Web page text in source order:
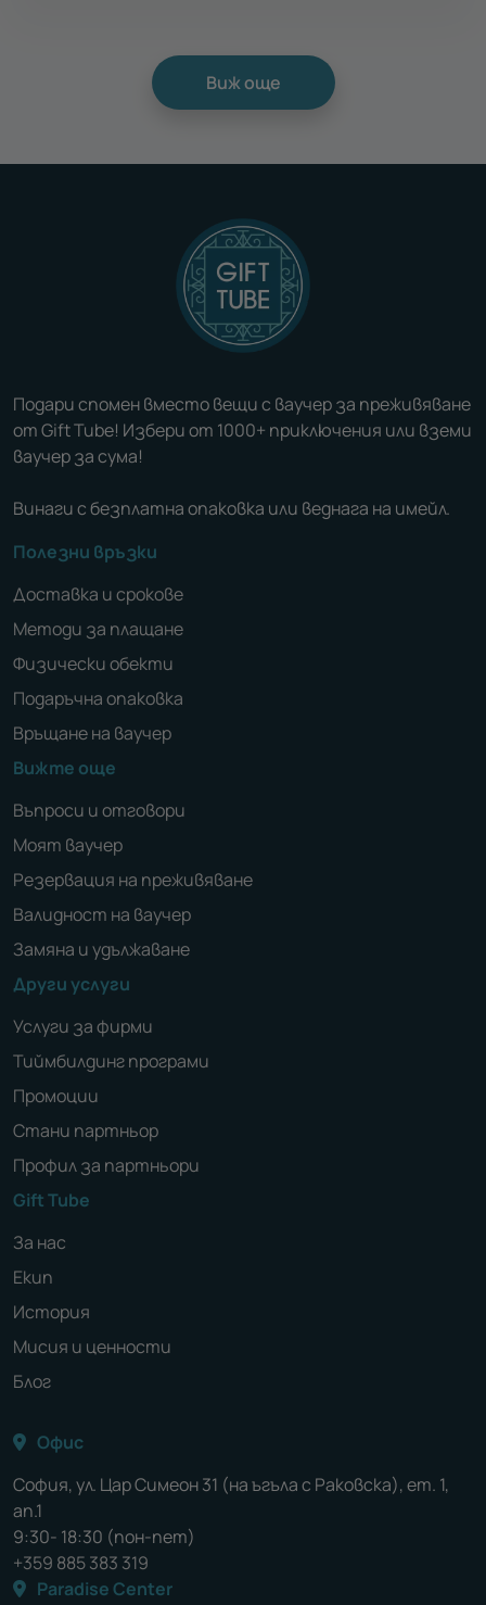
Виж още
Подари спомен вместо вещи с ваучер за преживяване
от Gift Tube! Избери от 1000+ приключения или вземи
ваучер за сума!
Винаги с безплатна опаковка или веднага на имейл.
Полезни връзки
Доставка и срокове
Методи за плащане
Физически обекти
Подаръчна опаковка
Връщане на ваучер
Вижте още
Въпроси и отговори
Моят ваучер
Резервация на преживяване
Валидност на ваучер
Замяна и удължаване
Други услуги
Услуги за фирми
Тиймбилдинг програми
Промоции
Стани партньор
Профил за партньори
Gift Tube
За нас
Екип
История
Мисия и ценности
Блог
Офис
София, ул. Цар Симеон 31 (на ъгъла с Раковска), ет. 1,
ап.1
9:30- 18:30 (пон-пет)
+359 885 383 319
Paradise Center